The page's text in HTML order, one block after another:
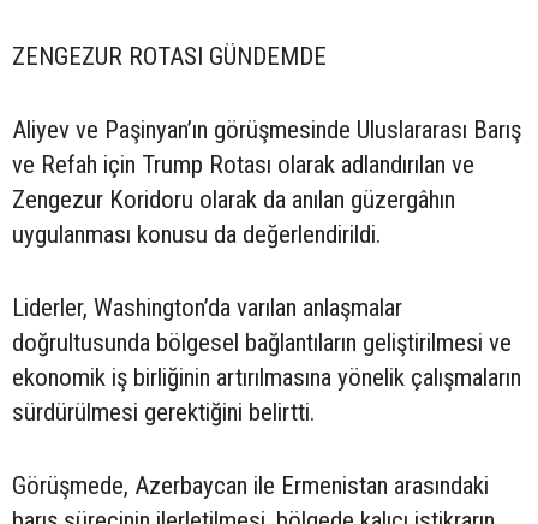
ZENGEZUR ROTASI GÜNDEMDE
Aliyev ve Paşinyan’ın görüşmesinde Uluslararası Barış
ve Refah için Trump Rotası olarak adlandırılan ve
Zengezur Koridoru olarak da anılan güzergâhın
uygulanması konusu da değerlendirildi.
Liderler, Washington’da varılan anlaşmalar
doğrultusunda bölgesel bağlantıların geliştirilmesi ve
ekonomik iş birliğinin artırılmasına yönelik çalışmaların
sürdürülmesi gerektiğini belirtti.
Görüşmede, Azerbaycan ile Ermenistan arasındaki